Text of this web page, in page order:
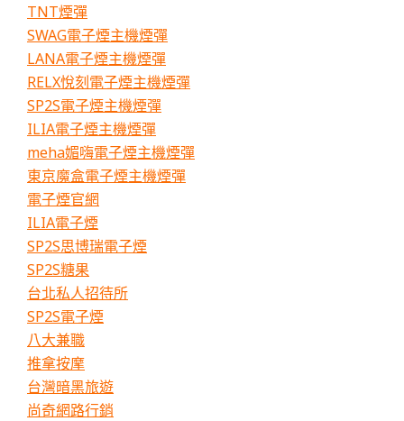
TNT煙彈
SWAG電子煙主機煙彈
LANA電子煙主機煙彈
RELX悅刻電子煙主機煙彈
SP2S電子煙主機煙彈
ILIA電子煙主機煙彈
meha媚嗨電子煙主機煙彈
東京魔盒電子煙主機煙彈
電子煙官網
ILIA電子煙
SP2S思博瑞電子煙
SP2S糖果
台北私人招待所
SP2S電子煙
八大兼職
推拿按摩
台灣暗黑旅遊
尚奇網路行銷